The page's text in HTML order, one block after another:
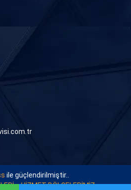
ile güçlendirilmiştir..
HİZMET BÖLGELERİMİZ